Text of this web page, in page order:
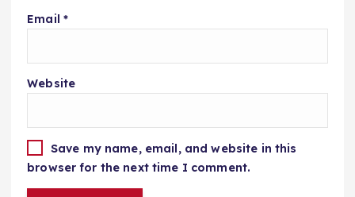
Email *
Website
Save my name, email, and website in this
browser for the next time I comment.